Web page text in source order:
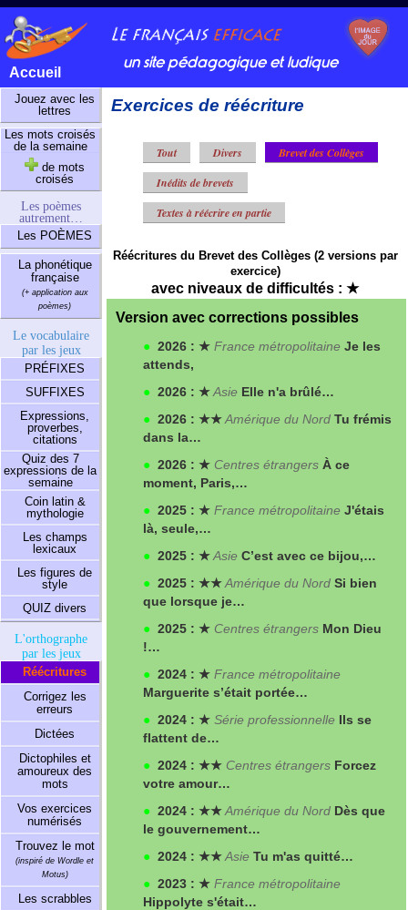
un site pédagogique et ludique
Accueil
Jouez avec les
lettres
Les mots croisés
de la semaine
de mots
croisés
Les poèmes
autrement…
Les POÈMES
La phonétique
française
(+ application aux
poèmes)
Le vocabulaire
par les jeux
PRÉFIXES
SUFFIXES
Expressions,
proverbes,
citations
Quiz des 7
expressions de la
semaine
Coin latin &
mythologie
Les champs
lexicaux
Les figures de
style
QUIZ divers
L'orthographe
par les jeux
Réécritures
Corrigez les
erreurs
Dictées
Dictophiles et
amoureux des
mots
Vos exercices
numérisés
Trouvez le mot
(inspiré de Wordle et
Motus)
Les scrabbles
Exercices de réécriture
Tout Divers
Brevet des Collèges
Inédits de brevets
Textes à réécrire en partie
Réécritures du Brevet des Collèges (2 versions par
exercice)
avec niveaux de difficultés : ★
Version avec corrections possibles
● 2026 : ★ France métropolitaine Je les
attends,
● 2026 : ★Asie Elle n'a brûlé…
● 2026 : ★★Amérique du Nord Tu frémis
dans la…
● 2026 : ★ Centres étrangers À ce
moment, Paris,…
● 2025 : ★ France métropolitaine J'étais
là, seule,…
● 2025 : ★Asie C’est avec ce bijou,…
● 2025 : ★★Amérique du Nord Si bien
que lorsque je…
● 2025 : ★ Centres étrangers Mon Dieu
!…
● 2024 : ★ France métropolitaine
Marguerite s’était portée…
● 2024 : ★ Série professionnelle Ils se
flattent de…
● 2024 : ★★ Centres étrangers Forcez
votre amour…
● 2024 : ★★Amérique du Nord Dès que
le gouvernement…
● 2024 : ★★Asie Tu m'as quitté…
● 2023 : ★ France métropolitaine
Hippolyte s'était…